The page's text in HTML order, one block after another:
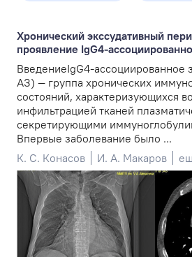
Хронический экссудативный
проявление IgG4-
ВведениеIgG4-ассоциированное
АЗ) — группа хронических
состояний, характеризующихся
инфильтрацией тканей
секретирующими
Впервые заболевание было ...
К. С. Конасов
И. А. Макаров